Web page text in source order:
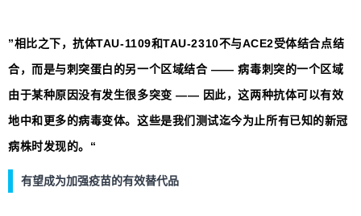
”相比之下，抗体TAU-1109和TAU-2310不与ACE2受体结合点结
合，而是与刺突蛋白的另一个区域结合 —— 病毒刺突的一个区域
由于某种原因没有发生很多突变 —— 因此，这两种抗体可以有效
地中和更多的病毒变体。这些是我们测试迄今为止所有已知的新冠
病株时发现的。“
有望成为加强疫苗的有效替代品